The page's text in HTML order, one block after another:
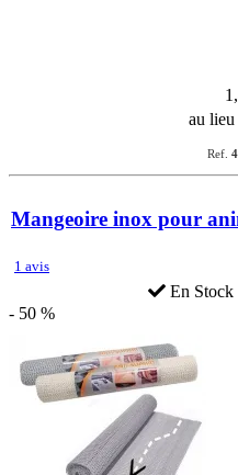
au
Ref.
Mangeoire inox pour
1 avis
En Stock
- 50 %